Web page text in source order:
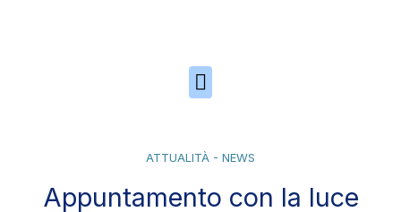
ATTUALITÀ - NEWS
Appuntamento con la luce